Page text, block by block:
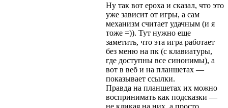
Ну так вот epoxa и сказал, что это
уже зависит от игры, а сам
механизм считает удачным (и я
тоже =)). Тут нужно еще
заметить, что эта игра работает
без меню на пк (с клавиатуры,
где доступны все синонимы), а
вот в веб и на планшетах —
показывает ссылки.
Правда на планшетах их можно
воспринимать как подсказки —
не кликая на них, а просто